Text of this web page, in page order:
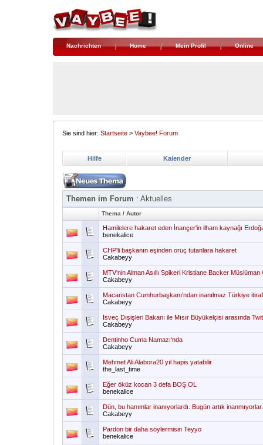
Nachrichten Home Mein Profil Online
Sie sind hier: Startseite > Vaybee! Forum
Hilfe Kalender
Themen im Forum : Aktuelles
Thema / Autor
Hamilelere hakaret eden İnançer'in ilham kaynağı
benekalice
CHP'li başkanın eşinden oruç tutanlara hakaret
Cakabeyy
MTV'nin Alman Asıllı Spikeri Kristiane Backer Müslüman
Cakabeyy
Macaristan Cumhurbaşkanı'ndan inanılmaz Türkiye
Cakabeyy
İsveç Dışişleri Bakanı ile Mısır Büyükelçisi arasında
Cakabeyy
Dentinho Cuma Namazı'nda
Cakabeyy
Mehmet Ali Alabora20 yıl hapis yatabilir
the_last_time
Eğer öküz kocan 3 defa BOŞ OL
benekalice
Dün, bu hanımlar inanıyorlardı. Bugün artık inanmıyorlar.
Cakabeyy
Pardon bir daha söylermisin Teyyo
benekalice